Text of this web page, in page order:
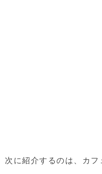
次に紹介するのは、カフ